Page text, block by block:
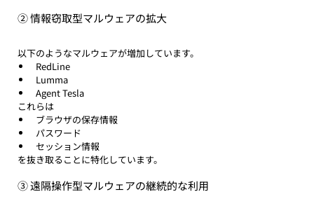
② 情報窃取型マルウェアの拡大
以下のようなマルウェアが増加しています。
RedLine
Lumma
Agent Tesla
これらは
ブラウザの保存情報
パスワード
セッション情報
を抜き取ることに特化しています。
③ 遠隔操作型マルウェアの継続的な利用